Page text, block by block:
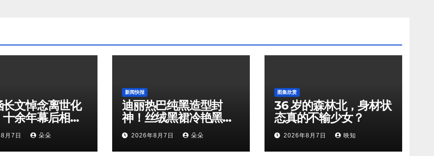
文悼念离世化
余年幕后相
乐圈最温柔的
月7日 朵朵
新闻快报
迪丽热巴纯黑造型封
神！丝绒黑裙冷艳黑天
鹅解锁顶级高级感
2026年8月7日 朵朵
图集欣赏
36 岁的森林北，身材状
态真的不输少女？
2026年8月7日 映知